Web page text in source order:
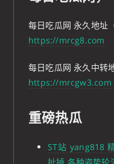
每日吃瓜网 永久地址
https://mrcg8.com
每日吃瓜网 永久中转
https://mrcgw3.com
重磅热瓜
ST站 yang818
扯掉 各种姿势轮